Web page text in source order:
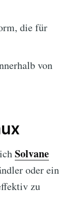
die für
von
Solvane
oder ein
zu